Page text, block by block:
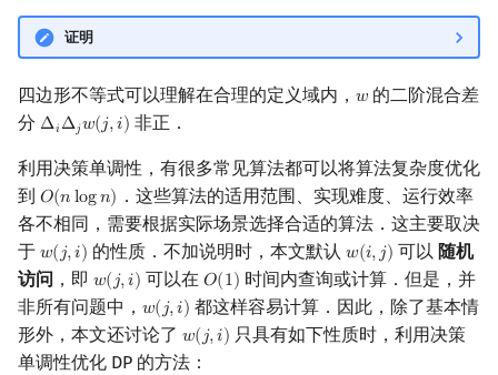
类欧几里德算法
Meissel–Lehmer 算法
连分数
Stern–Brocot 树与 Farey
二次域
LGV 引理
最大团搜索算法
支配树
图上随机游走
证明
四边形不等式可以理解在合理的定义域内， 𝑤
w 的二阶混合差
分 Δ𝑖Δ𝑗𝑤(𝑗,𝑖)
ΔiΔjw(j,i) 非正．
利用决策单调性，有很多常见算法都可以将算法复杂度优化
到 𝑂(𝑛log𝑛)
O(nlogn)
．这些算法的适用范围、实现难度、运行效率
各不相同，需要根据实际场景选择合适的算法．这主要取决
于 𝑤(𝑗,𝑖)
w(j,i) 的性质．不加说明时，本文默认𝑤(𝑖,𝑗)
w(i,j) 可以 随机
访问 ，即 𝑤(𝑗,𝑖)
w(j,i) 可以在𝑂(1)
O(1) 时间内查询或计算．但是，并
非所有问题中， 𝑤(𝑗,𝑖)
w(j,i)
都这样容易计算．因此，除了基本情
形外，本文还讨论了 𝑤(𝑗,𝑖)
w(j,i)
只具有如下性质时，利用决策
单调性优化 DP 的方法：